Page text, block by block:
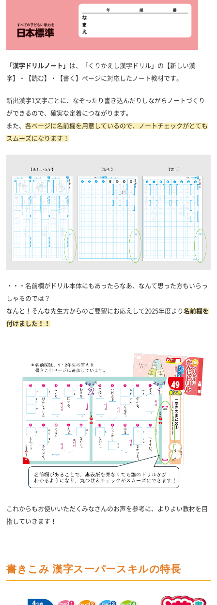
「漢字ドリルノート」 は、「くりかえし漢字ドリル」の【新しい漢
字】・【読む】・【書く】ページに対応したノート教材です。
新出漢字1文字ごとに、なぞったり書き込んだりしながらノートづくり
ができるので、確実な定着につながります。
また、 各ページに名前欄を用意しているので、ノートチェックがとても
スムーズになります！
・・・名前欄がドリル本体にもあったらなあ、なんて思った方もいらっ
しゃるのでは？
なんと！そんな先生方からのご要望にお応えして2025年度より名前欄を
付けました！！
これからもお使いいただくみなさんのお声を参考に、よりよい教材を目
指していきます！
書きこみ 漢字スーパースキルの特長